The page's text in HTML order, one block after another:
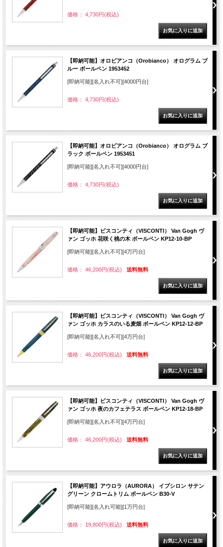
価格： 4,730円(税込)
【即納可能】オロビアンコ（Orobianco） オログラム ブ
ルー ボールペン 1953452
[即納可能][名入れ不可][4000円台]
価格： 4,730円(税込)
【即納可能】オロビアンコ（Orobianco） オログラム ブ
ラック ボールペン 1953451
[即納可能][名入れ不可][4000円台]
価格： 4,730円(税込)
【即納可能】ビスコンティ（VISCONTI） Van Gogh ヴ
ァン ゴッホ 花咲く桃の木 ボールペン KP12-10-BP
[即納可能][名入れ不可][4万円台]
価格： 46,200円(税込) 送料無料
【即納可能】ビスコンティ（VISCONTI） Van Gogh ヴ
ァン ゴッホ カラスのいる麦畑 ボールペン KP12-12-BP
[即納可能][名入れ不可][4万円台]
価格： 46,200円(税込) 送料無料
【即納可能】ビスコンティ（VISCONTI） Van Gogh ヴ
ァン ゴッホ 夜のカフェテラス ボールペン KP12-18-BP
[即納可能][名入れ不可][4万円台]
価格： 46,200円(税込) 送料無料
【即納可能】アウロラ（AURORA） イプシロン サテン
グリーン クロームトリム ボールペン B30-V
[即納可能][名入れ可能][1万円台]
価格： 19,800円(税込) 送料無料